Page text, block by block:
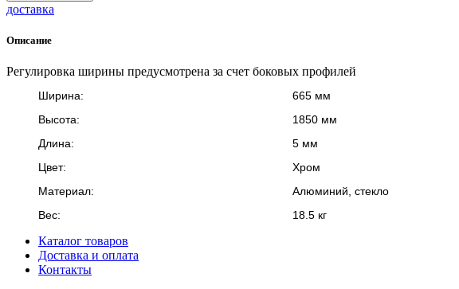
доставка
Описание
Регулировка ширины предусмотрена за счет боковых профилей
Ширина:
665 мм
Высота:
1850 мм
Длина:
5 мм
Цвет:
Хром
Материал:
Алюминий, стекло
Вес:
18.5 кг
Каталог товаров
Доставка и оплата
Контакты